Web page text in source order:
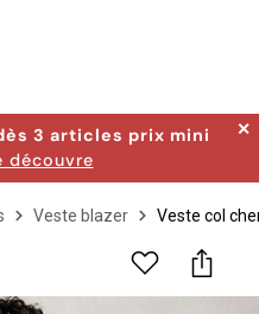
3 articles prix mini
découvre
✕
Veste blazer Veste col